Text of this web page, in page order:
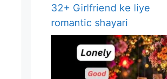
32+ Girlfriend ke liye
romantic shayari